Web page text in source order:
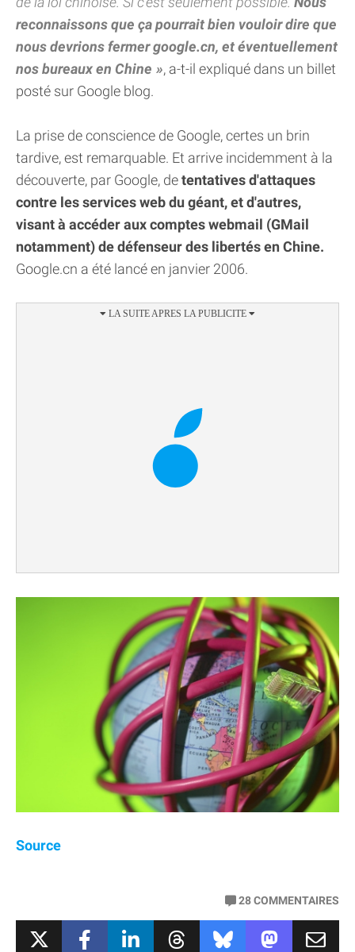
reconnaissons que ça pourrait bien vouloir dire que
nous devrions fermer google.cn, et éventuellement
nos bureaux en Chine
, a-t-il expliqué dans un billet
posté sur Google blog.
La prise de conscience de Google, certes un brin
tardive, est remarquable. Et arrive incidemment à la
découverte, par Google, detentatives d'attaques
contre les services web du géant, et d'autres,
visant à accéder aux comptes webmail (GMail
notamment) de défenseur des libertés en Chine.
Google.cn a été lancé en janvier 2006.
Source
28COMMENTAIRES